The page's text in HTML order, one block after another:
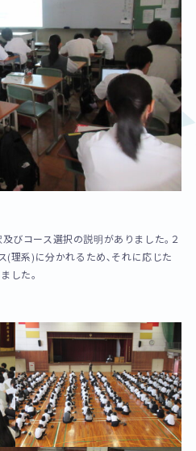
びコース選択の説明がありました｡２
理系)に分かれるため､それに応じた
した｡